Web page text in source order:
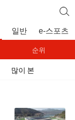
일반 e-스포츠
순위
많이 본